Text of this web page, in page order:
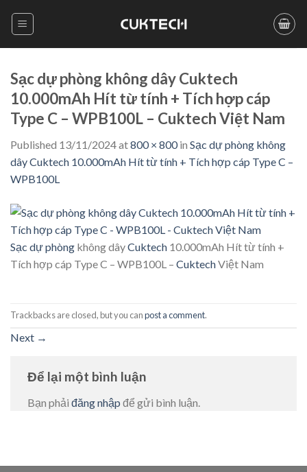
Sạc dự phòng không dây Cuktech
10.000mAh Hít từ tính + Tích hợp cáp
Type C – WPB100L – Cuktech Việt Nam
Published 13/11/2024at800 × 800in Sạc dự phòng không
dây Cuktech 10.000mAh Hít từ tính + Tích hợp cáp Type C –
WPB100L
Sạc dự phòng không dâyCuktech 10.000mAh Hít từ tính +
Tích hợp cáp Type C – WPB100L – CuktechViệt Nam
Trackbacks are closed, but you canpost a comment.
Next →
Để lại một bình luận
Bạn phải đăng nhập để gửi bình luận.